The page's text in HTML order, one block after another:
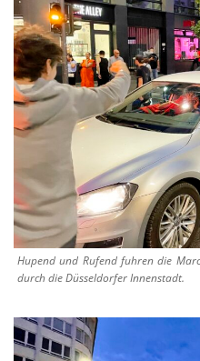
Hupend und Rufend fuhren die
durch die Düsseldorfer Innenstadt.